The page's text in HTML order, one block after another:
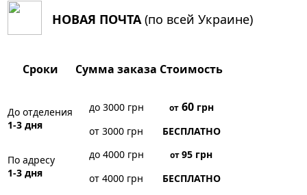
НОВАЯ ПОЧТА (по всей Украине)
Сроки Сумма заказа Стоимость
До отделения
1-3 дня
до 3000 грн от60грн
от 3000 грн
БЕСПЛАТНО
По адресу
1-3 дня
до 4000 грн от95 грн
от 4000 грн
БЕСПЛАТНО